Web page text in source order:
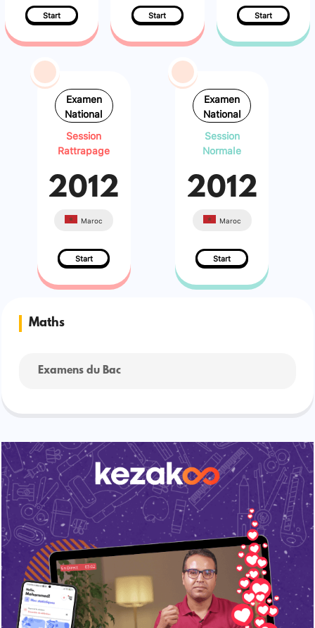
Start Start Start
Examen
National
Session
Rattrapage
2012
Maroc
Start
Examen
National
Session
Normale
2012
Maroc
Start
Maths
Examens du Bac